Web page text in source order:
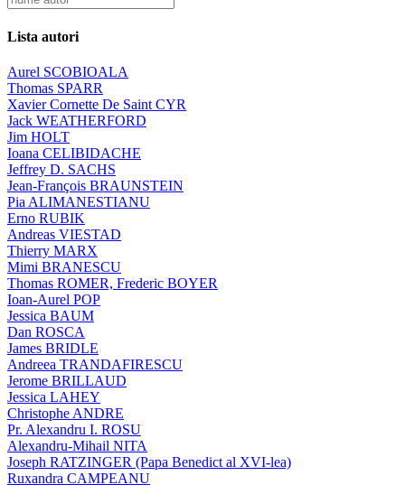
Lista autori
Aurel SCOBIOALA
Thomas SPARR
Xavier Cornette De Saint CYR
Jack WEATHERFORD
Jim HOLT
Ioana CELIBIDACHE
Jeffrey D. SACHS
Jean-François BRAUNSTEIN
Pia ALIMANESTIANU
Erno RUBIK
Andreas VIESTAD
Thierry MARX
Mimi BRANESCU
Thomas ROMER, Frederic BOYER
Ioan-Aurel POP
Jessica BAUM
Dan ROSCA
James BRIDLE
Andreea TRANDAFIRESCU
Jerome BRILLAUD
Jessica LAHEY
Christophe ANDRE
Pr. Alexandru I. ROSU
Alexandru-Mihail NITA
Joseph RATZINGER (Papa Benedict al XVI-lea)
Ruxandra CAMPEANU